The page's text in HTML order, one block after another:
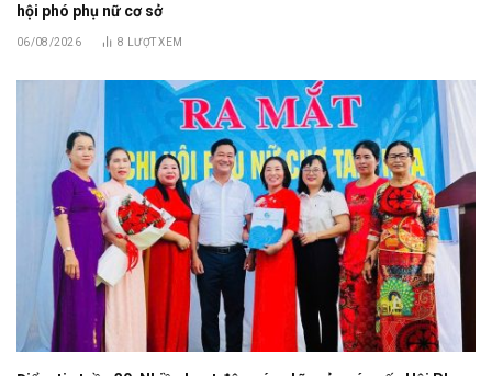
hội phó phụ nữ cơ sở
06/08/2026 8 LƯỢT XEM